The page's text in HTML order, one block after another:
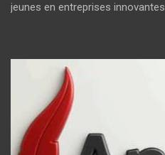
jeunes en entreprises innovantes